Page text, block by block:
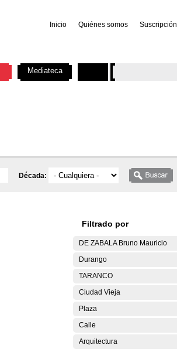
Inicio Quiénes somos Suscripción
Década:
Filtrado por
DE ZABALA Bruno Mauricio
Durango
TARANCO
Ciudad Vieja
Plaza
Calle
Arquitectura
Mediateca